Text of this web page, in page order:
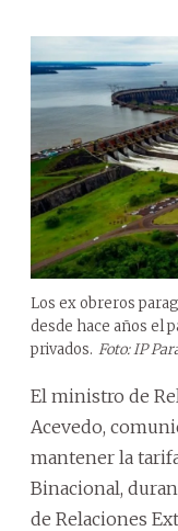
Los ex obreros
desde hace años el
privados. Foto: IP
El ministro de
Acevedo,
mantener la
Binacional,
de Relaciones